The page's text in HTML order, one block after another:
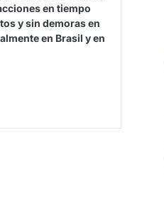
en tiempo
y sin demoras en
en Brasil y en